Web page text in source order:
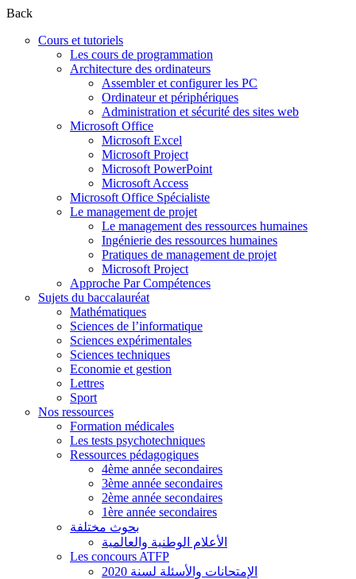
Back
Cours et tutoriels
Les cours de programmation
Architecture des ordinateurs
Assembler et configurer les PC
Ordinateur et périphériques
Administration et sécurité des sites web
Microsoft Office
Microsoft Excel
Microsoft Project
Microsoft PowerPoint
Microsoft Access
Microsoft Office Spécialiste
Le management de projet
Le management des ressources humaines
Ingénierie des ressources humaines
Pratiques de management de projet
Microsoft Project
Approche Par Compétences
Sujets du baccalauréat
Mathématiques
Sciences de l’informatique
Sciences expérimentales
Sciences techniques
Economie et gestion
Lettres
Sport
Nos ressources
Formation médicales
Les tests psychotechniques
Ressources pédagogiques
4ème année secondaires
3ème année secondaires
2ème année secondaires
1ère année secondaires
بحوث مختلفة
الأعلام الوطنية والعالمية
Les concours ATFP
الإمتحانات والأسئلة لسنة 2020